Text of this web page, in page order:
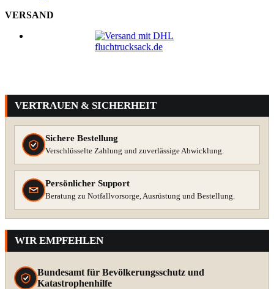
VERSAND
VERTRAUEN & SICHERHEIT
Sichere Bestellung
Verschlüsselte Zahlung und zuverlässige Abwicklung.
Persönlicher Support
Beratung zu Notfallvorsorge, Ausrüstung und Bestellung.
WIR EMPFEHLEN
Bundesamt für Bevölkerungsschutz und
Katastrophenhilfe